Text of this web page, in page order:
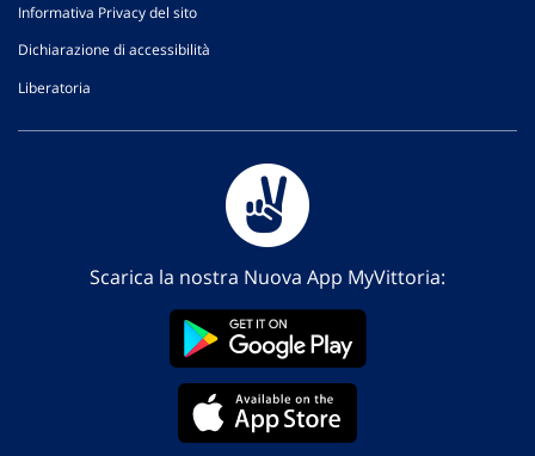
Informativa Privacy del sito
Dichiarazione di accessibilità
Liberatoria
Scarica la nostra Nuova App MyVittoria: